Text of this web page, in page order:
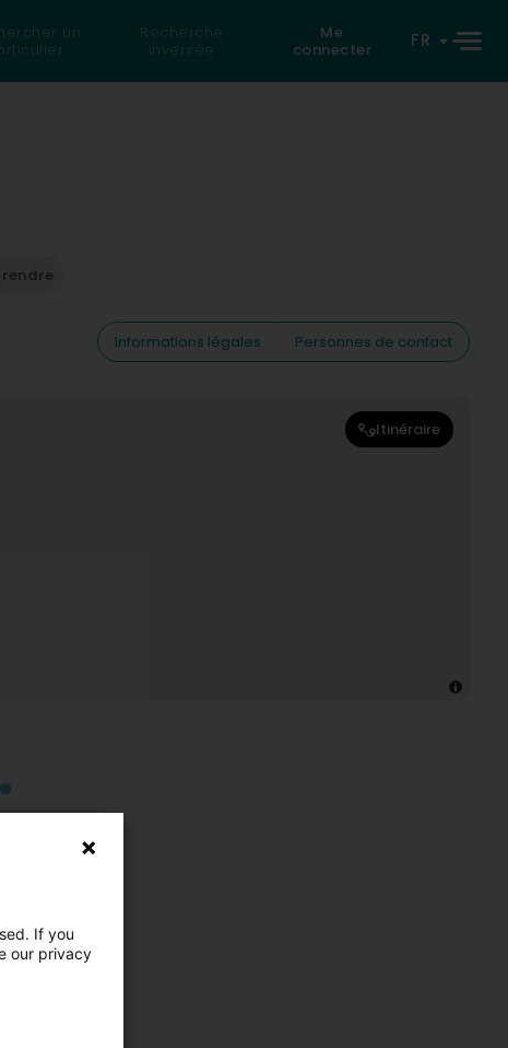
un
Recherche
inversée
Me
connecter
FR
rendre
Informations légales
Personnes de contact
Itinéraire
If you
our privacy